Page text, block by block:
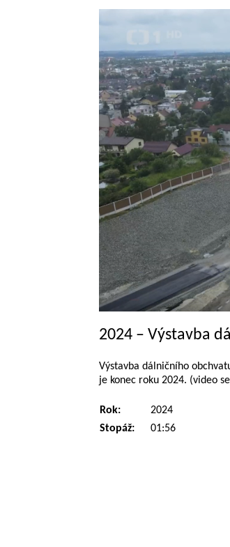
2024 – Výstavba
Výstavba dálničního
je konec roku 2024. (video
Rok:
2024
Stopáž:
01:56